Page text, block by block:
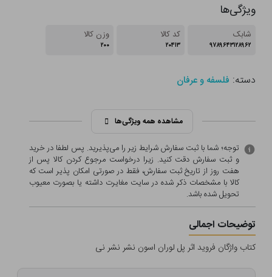
ویژگی‌ها
شابک
۹۷۸۹۶۴۳۱۲۸۹۶۲
کد کالا
۲۰۴۱۳
وزن کالا
۲۰۰
دسته: فلسفه و عرفان
مشاهده همه ویژگی‌ها
توجه؛ شما با ثبت سفارش شرایط زیر را می‌پذیرید. پس لطفا در خرید
و ثبت سفارش دقت کنید. زیرا درخواست مرجوع کردن کالا پس از
هفت روز از تاریخ ثبت سفارش، فقط در صورتی امکان پذیر است که
کالا با مشخصات ذکر شده در سایت مغایرت داشته یا بصورت معيوب
تحویل شده باشد.
توضیحات اجمالی
کتاب واژگان فروید اثر پل لوران اسون نشر نشر نی